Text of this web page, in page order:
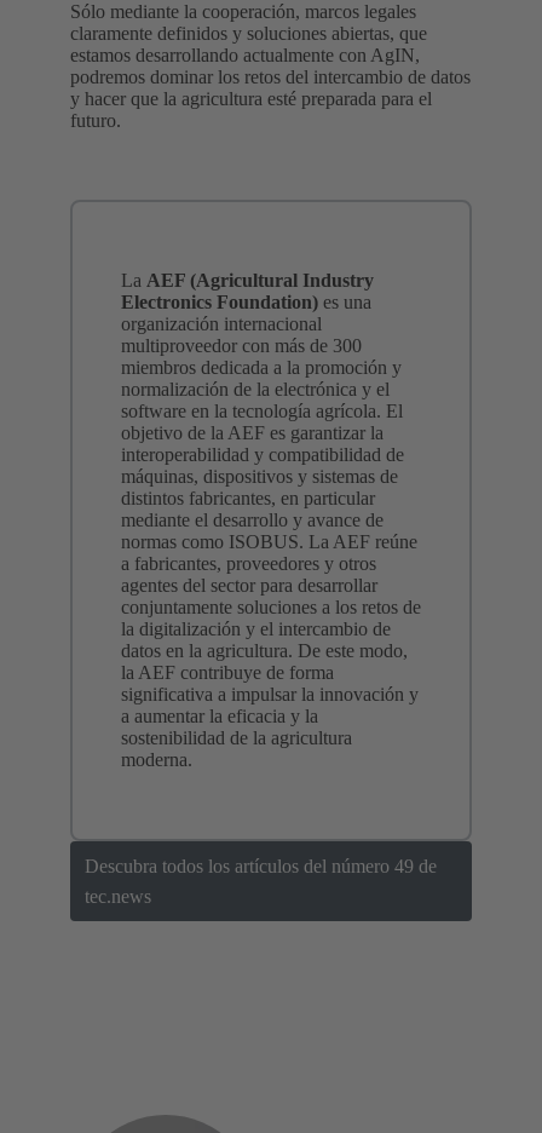
Sólo mediante la cooperación, marcos legales
claramente definidos y soluciones abiertas, que
estamos desarrollando actualmente con AgIN,
podremos dominar los retos del intercambio de datos
y hacer que la agricultura esté preparada para el
futuro.
La AEF (Agricultural Industry
Electronics Foundation) es una
organización internacional
multiproveedor con más de 300
miembros dedicada a la promoción y
normalización de la electrónica y el
software en la tecnología agrícola. El
objetivo de la AEF es garantizar la
interoperabilidad y compatibilidad de
máquinas, dispositivos y sistemas de
distintos fabricantes, en particular
mediante el desarrollo y avance de
normas como ISOBUS. La AEF reúne
a fabricantes, proveedores y otros
agentes del sector para desarrollar
conjuntamente soluciones a los retos de
la digitalización y el intercambio de
datos en la agricultura. De este modo,
la AEF contribuye de forma
significativa a impulsar la innovación y
a aumentar la eficacia y la
sostenibilidad de la agricultura
moderna.
Descubra todos los artículos del número 49 de
tec.news